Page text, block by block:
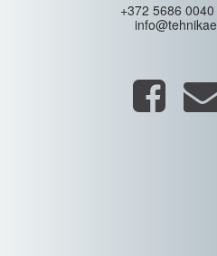
+372 5686